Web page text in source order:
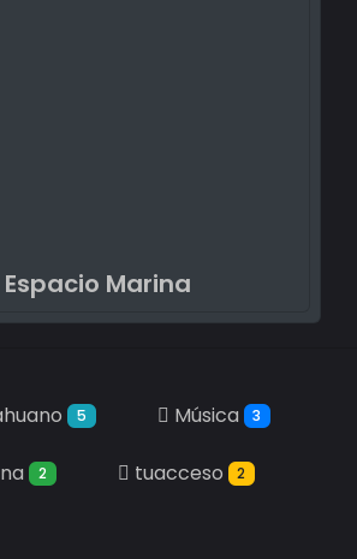
Espacio Marina
5 Música 3
2 tuacceso 2